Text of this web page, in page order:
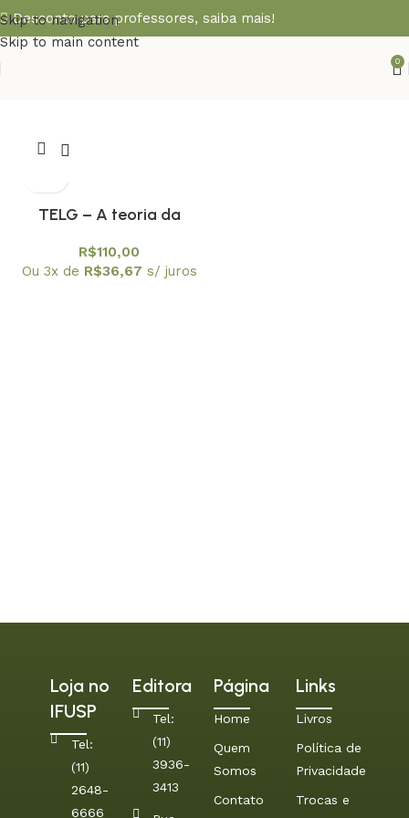
Skip to navigation
Skip to main content
Desconto para professores, saiba mais!
0
TELG – A teoria da
Generalizada Vol. 1
R$110,00
Ou 3x de R$36,67 s/ juros
Loja no
IFUSP
Tel:
(11)
2648-
6666
Editora
Tel:
(11)
3936-
3413
Página
Home
Quem
Somos
Contato
Links
Livros
Política de
Privacidade
Trocas e